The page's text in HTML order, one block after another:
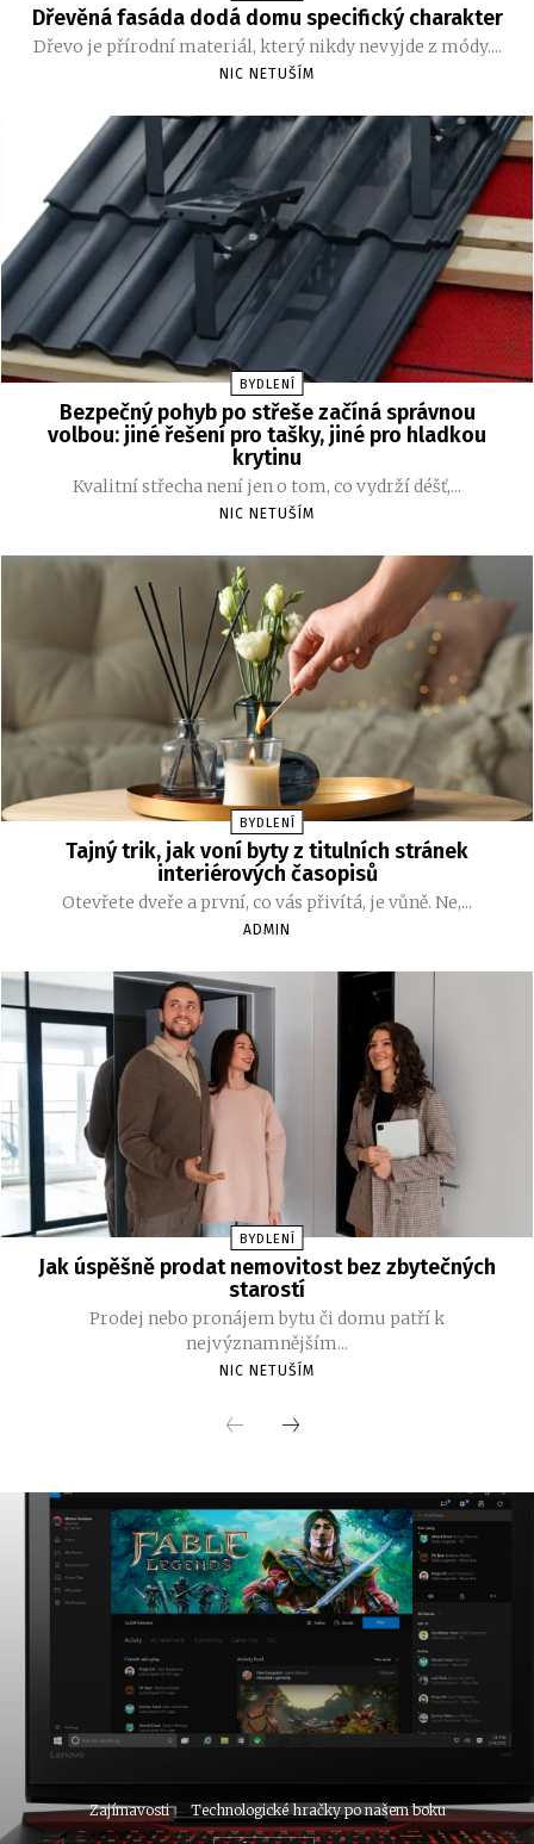
Dřevěná fasáda dodá domu specifický charakter
Dřevo je přírodní materiál, který nikdy nevyjde z módy....
NIC NETUŠÍM
BYDLENÍ
Bezpečný pohyb po střeše začíná správnou
volbou: jiné řešení pro tašky, jiné pro hladkou
krytinu
Kvalitní střecha není jen o tom, co vydrží déšť,...
NIC NETUŠÍM
BYDLENÍ
Tajný trik, jak voní byty z titulních stránek
interiérových časopisů
Otevřete dveře a první, co vás přivítá, je vůně. Ne,...
ADMIN
BYDLENÍ
Jak úspěšně prodat nemovitost bez zbytečných
starostí
Prodej nebo pronájem bytu či domu patří k
nejvýznamnějším...
NIC NETUŠÍM